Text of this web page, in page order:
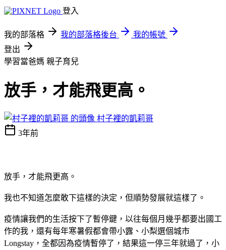
登入
我的部落格 我的部落格後台
我的帳號
登出
學習當爸媽 親子育兒
放手，才能飛更高。
村子裡的凱莉哥
3年前
放手，才能飛更高。
我也不知道怎麼敢下這樣的決定，但順勢發展就這樣了。
疫情讓我們的生活按下了暫停鍵，以往每個月幾乎都要出國工
作的我，還有每年寒暑假都會帶小露、小梨選個城市
Longstay，全都因為疫情暫停了，結果這一停三年就過了，小